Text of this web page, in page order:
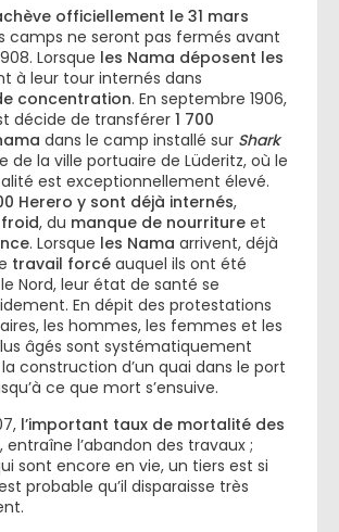
officiellement le 31 mars
camps ne seront pas fermés avant
Lorsque les Nama déposent les
à leur tour internés dans
concentration. En septembre 1906,
décide de transférer 1 700
dans le camp installé sur Shark
de la ville portuaire de Lüderitz, où le
est exceptionnellement élevé.
Herero y sont déjà internés,
froid, du manque de nourriture et
. Lorsque les Nama arrivent, déjà
travail forcé auquel ils ont été
Nord, leur état de santé se
En dépit des protestations
les hommes, les femmes et les
âgés sont systématiquement
construction d’un quai dans le port
ce que mort s’ensuive.
l’important taux de mortalité des
entraîne l’abandon des travaux ;
sont encore en vie, un tiers est si
probable qu’il disparaisse très